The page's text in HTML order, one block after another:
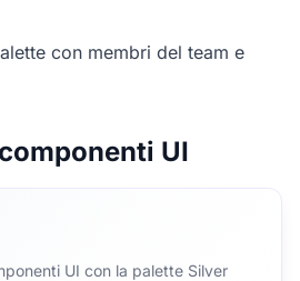
con membri del team e
UI
UI con la palette Silver